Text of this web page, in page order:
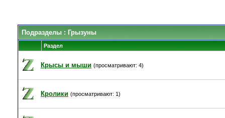
Подразделы : Грызуны
Раздел
Крысы и мыши (просматривают: 4)
Кролики (просматривают: 1)